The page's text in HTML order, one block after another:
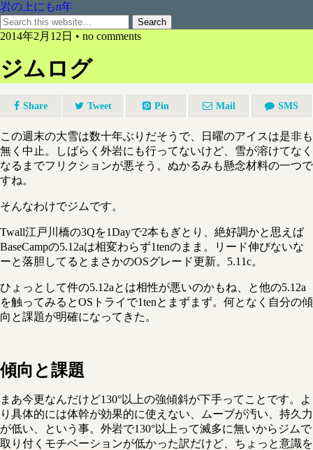
岩の上にもn年
2014年2月12日 • no comments
ジムログ
Share Tweet Pin Mail SMS
この週末の大雪は数十年ぶりだそうで、日曜のアイスは是非も
無く中止。しばらく外岩にも行ってないけど、雪が溶けてなく
なるまでフリクションが悪そう。ぬかるみも懸念材料の一つで
すね。
そんなわけでジムです。
Twall江戸川橋の3Qを1Dayで2本もぎとり、絶好調かと思えば
BaseCampの5.12aは相変わらず1tenのまま。リード伸びないな
ーと落胆してるとまさかのOSグレード更新。5.11c。
ひょっとして件の5.12aとは相性が悪いのかもね、と他の5.12a
を触ってみるとOSトライで1tenとまずまず。何となく自分の傾
向と課題が明確になってきた。
傾向と課題
まあ今更なんだけど130°以上の強傾斜が下手ってことです。よ
り具体的には体幹が効果的に使えない、ムーブが汚い、持久力
が低い、という事。外岩で130°以上って滅多に無いからジムで
取り付くモチベーションが低かった訳だけど、ちょっと意識を